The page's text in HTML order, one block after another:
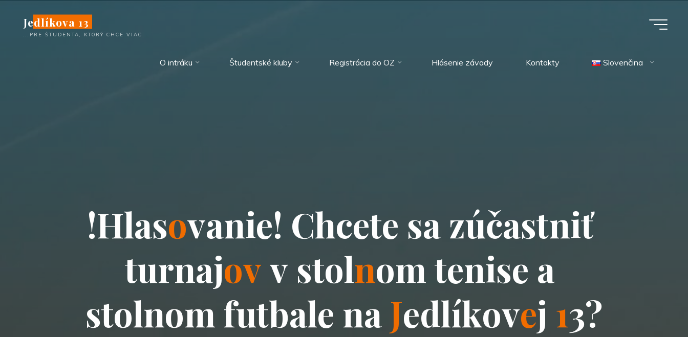
content
Jedlíkova 13
...PRE ŠTUDENTA, KTORÝ CHCE VIAC
O intráku Študentské kluby Registrácia do OZ Hlásenie závady Kontakty Slovenčina
!Hlasovanie! Chcete sa zúčastniť
turnajovv stolnom tenise a
stolnom futbale na Jedlíkovej 13?